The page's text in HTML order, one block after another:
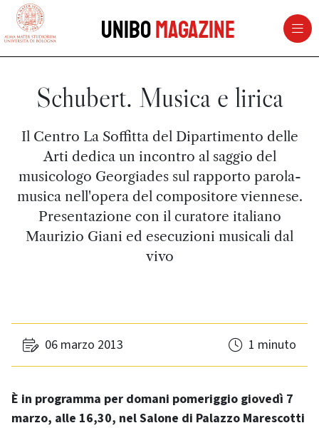
vai al contenuto della pagina
UniboMagazine
Schubert. Musica e lirica
Il Centro La Soffitta del Dipartimento delle
Arti dedica un incontro al saggio del
musicologo Georgiades sul rapporto parola-
musica nell'opera del compositore viennese.
Presentazione con il curatore italiano
Maurizio Giani ed esecuzioni musicali dal
vivo
06 marzo 2013 1 minuto
È in programma per domani pomeriggio giovedì 7
marzo, alle 16,30, nel Salone di Palazzo Marescotti